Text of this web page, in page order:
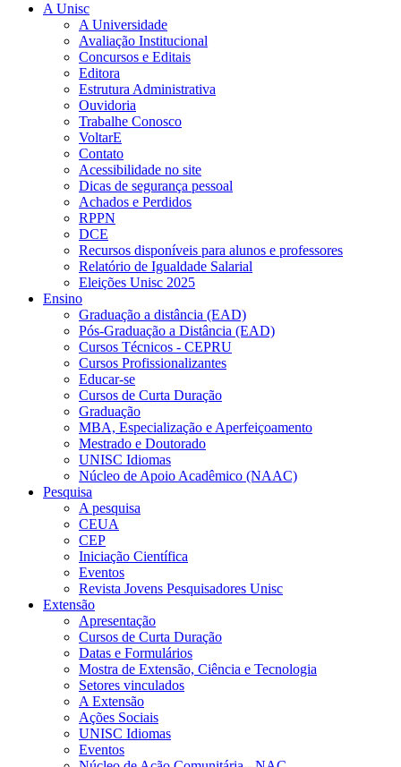
A Unisc
A Universidade
Avaliação Institucional
Concursos e Editais
Editora
Estrutura Administrativa
Ouvidoria
Trabalhe Conosco
VoltarE
Contato
Acessibilidade no site
Dicas de segurança pessoal
Achados e Perdidos
RPPN
DCE
Recursos disponíveis para alunos e professores
Relatório de Igualdade Salarial
Eleições Unisc 2025
Ensino
Graduação a distância (EAD)
Pós-Graduação a Distância (EAD)
Cursos Técnicos - CEPRU
Cursos Profissionalizantes
Educar-se
Cursos de Curta Duração
Graduação
MBA, Especialização e Aperfeiçoamento
Mestrado e Doutorado
UNISC Idiomas
Núcleo de Apoio Acadêmico (NAAC)
Pesquisa
A pesquisa
CEUA
CEP
Iniciação Científica
Eventos
Revista Jovens Pesquisadores Unisc
Extensão
Apresentação
Cursos de Curta Duração
Datas e Formulários
Mostra de Extensão, Ciência e Tecnologia
Setores vinculados
A Extensão
Ações Sociais
UNISC Idiomas
Eventos